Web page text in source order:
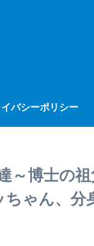
バシーポリシー
～博士の
ゃん、分